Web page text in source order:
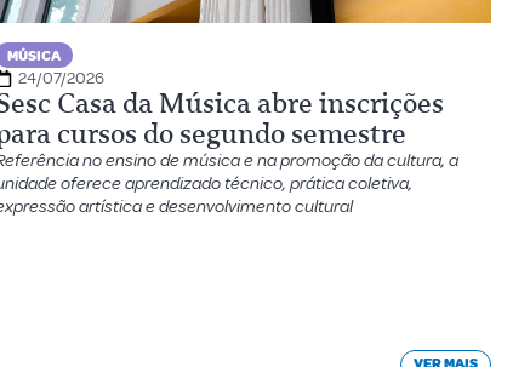
MÚSICA
24/07/2026
Casa da Música abre inscrições
cursos do segundo semestre
no ensino de música e na promoção da cultura, a
oferece aprendizado técnico, prática coletiva,
artística e desenvolvimento cultural